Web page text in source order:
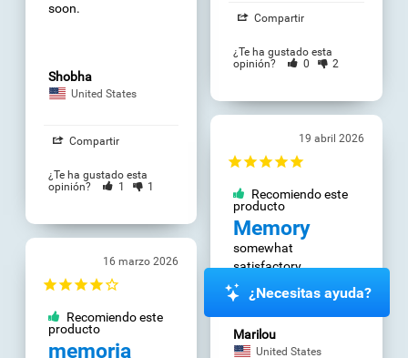
Compartir
¿Te ha gustado esta
opinión?
0 2
soon.
Shobha
United States
Compartir
¿Te ha gustado esta
opinión?
1 1
19 abril 2026
Recomiendo este
producto
Memory
somewhat
satisfactory
Marilou
United States
16 marzo 2026
Recomiendo este
producto
memoria
¿Necesitas ayuda?